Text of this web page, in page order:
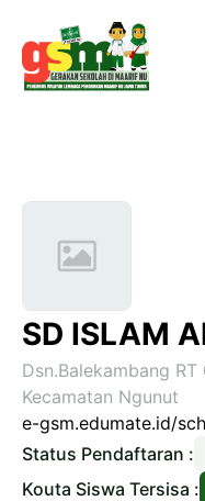
SD ISLAM
Dsn.Balekambang
Kecamatan Ngunut
e-gsm.edumate.id/
Status Pendaftaran :
Kouta Siswa Tersisa :